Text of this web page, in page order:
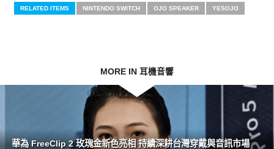
RELATED ITEMS NINTENDO SWITCH OJO SPEAKER YESOJO
MORE IN 耳機音響
華為 FreeClip 2 玫瑰金新色亮相 持續深耕台灣穿戴與音訊市場